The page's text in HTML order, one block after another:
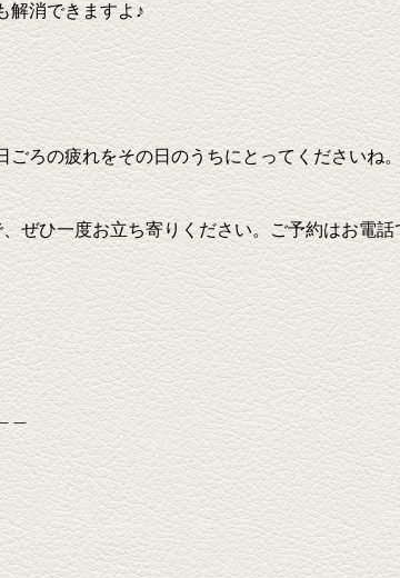
解消できますよ♪
ろの疲れをその日のうちにとってくださいね
ぜひ一度お立ち寄りください。ご予約はお電話
＿